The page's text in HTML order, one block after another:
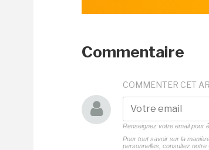
Commentaire
COMMENTER CET
Renseignez votre email pour
Pour tout savoir sur la
personnelles, consultez notre